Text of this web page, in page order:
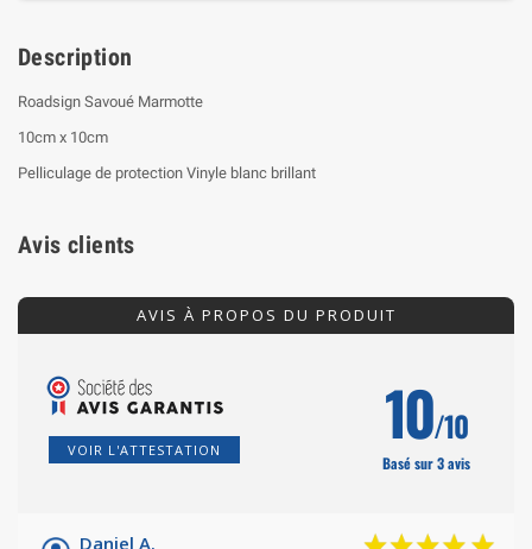
Description
Roadsign Savoué Marmotte
10cm x 10cm
Pelliculage de protection Vinyle blanc brillant
Avis clients
AVIS À PROPOS DU PRODUIT
VOIR L'ATTESTATION 10/10
Basé sur 3 avis
Daniel A.